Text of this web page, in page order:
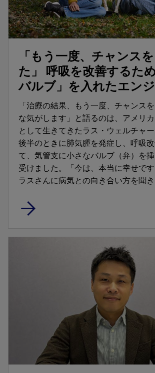
「もう一度、チャンス
た」 呼吸を改善するた
バルブ」を入れたエン
「治療の結果、もう一度、チャンス
な気がします」と語るのは、アメリ
として生きてきたラス・ウェルチャ
後半のときに肺気腫を発症し、呼吸
て、気管支に小さなバルブ（弁）を
受けました。「今は、本当に幸せで
ラスさんに病気との向き合い方を聞き